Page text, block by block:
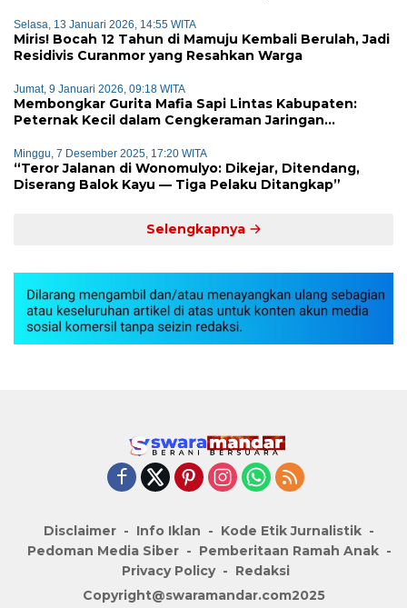
Selasa, 13 Januari 2026, 14:55 WITA
Miris! Bocah 12 Tahun di Mamuju Kembali Berulah, Jadi
Residivis Curanmor yang Resahkan Warga
Jumat, 9 Januari 2026, 09:18 WITA
Membongkar Gurita Mafia Sapi Lintas Kabupaten:
Peternak Kecil dalam Cengkeraman Jaringan
Minggu, 7 Desember 2025, 17:20 WITA
“Teror Jalanan di Wonomulyo: Dikejar, Ditendang,
Diserang Balok Kayu — Tiga Pelaku Ditangkap”
Selengkapnya
Disclaimer Info Iklan
Kode Etik Jurnalistik
Pedoman Media Siber
Pemberitaan Ramah Anak
Privacy Policy
Redaksi
Copyright@swaramandar.com2025